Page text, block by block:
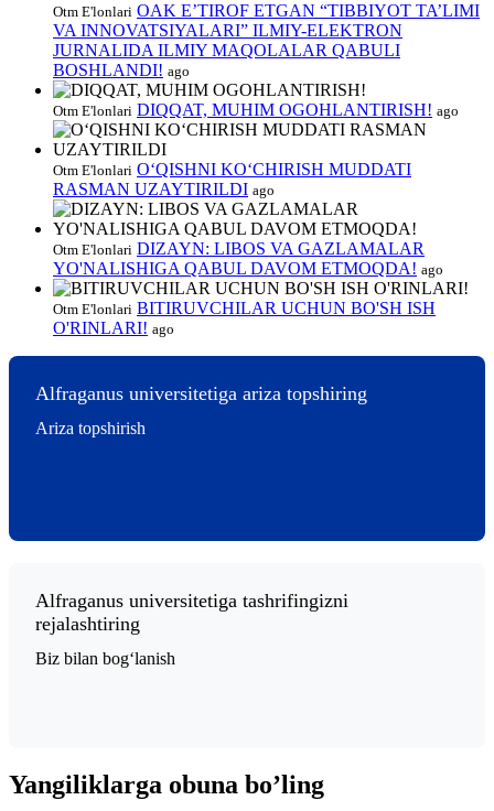
Otm E'lonlari OAK E’TIROF ETGAN “TIBBIYOT TA’LIMI
VA INNOVATSIYALARI” ILMIY-ELEKTRON
JURNALIDA ILMIY MAQOLALAR QABULI
BOSHLANDI! ago
Otm E'lonlari DIQQAT, MUHIM OGOHLANTIRISH! ago
Otm E'lonlari O‘QISHNI KO‘CHIRISH MUDDATI
RASMAN UZAYTIRILDI ago
Otm E'lonlari DIZAYN: LIBOS VA GAZLAMALAR
YO'NALISHIGA QABUL DAVOM ETMOQDA! ago
Otm E'lonlari BITIRUVCHILAR UCHUN BO'SH ISH
O'RINLARI! ago
Alfraganus universitetiga ariza topshiring
Ariza topshirish
Alfraganus universitetiga tashrifingizni
rejalashtiring
Biz bilan bogʻlanish
Yangiliklarga obuna boʼling